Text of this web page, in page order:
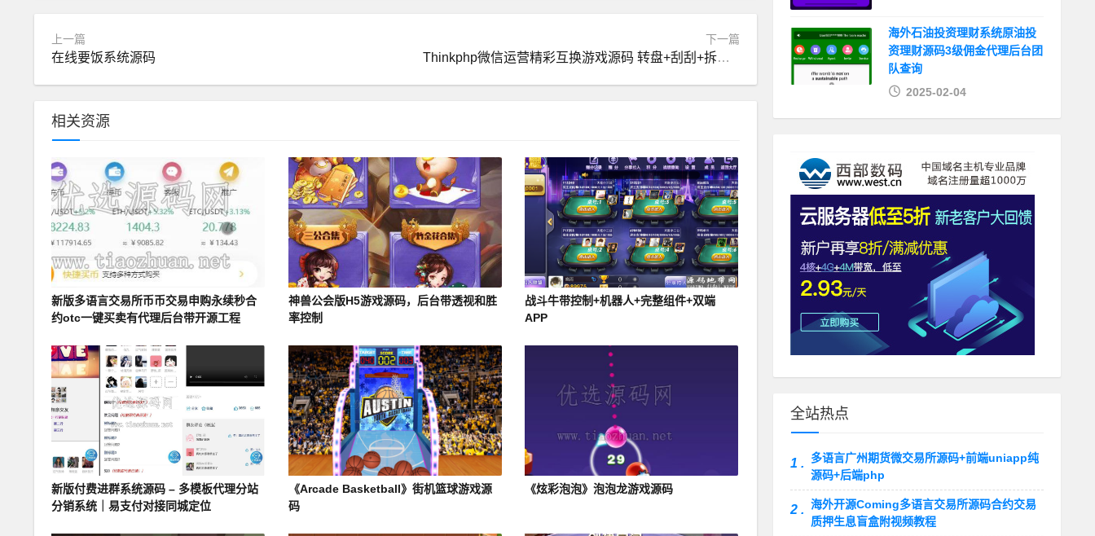
上一篇
在线要饭系统源码
下一篇
Thinkphp微信运营精彩互换游戏源码 转盘+刮刮+拆红包
相关资源
新版多语言交易所币币交易申购永续秒合
约otc一键买卖有代理后台带开源工程
神兽公会版H5游戏源码，后台带透视和胜
率控制
战斗牛带控制+机器人+完整组件+双端
APP
新版付费进群系统源码 – 多模板代理分站
分销系统｜易支付对接同城定位
《Arcade Basketball》街机篮球游戏源
码
《炫彩泡泡》泡泡龙游戏源码
海外石油投资理财系统原油投
资理财源码3级佣金代理后台团
队查询
2025-02-04
全站热点
1 .
多语言广州期货微交易所源码+前端uniapp纯
源码+后端php
2 . 海外开源Coming多语言交易所源码合约交易
质押生息盲盒附视频教程